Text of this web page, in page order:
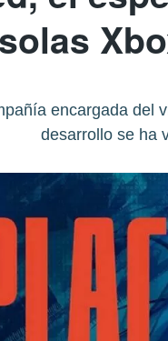
encargada del
desarrollo se ha